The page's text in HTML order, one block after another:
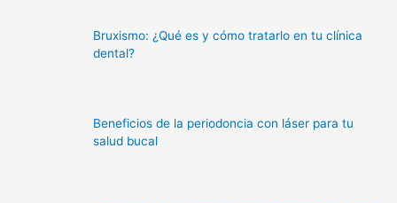
Bruxismo: ¿Qué es y cómo tratarlo en tu clínica
dental?
Beneficios de la periodoncia con láser para tu
salud bucal